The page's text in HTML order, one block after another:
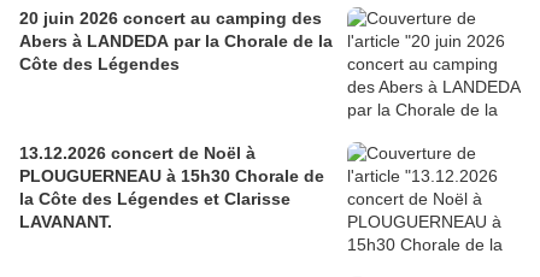
20 juin 2026 concert au camping des
Abers à LANDEDA par la Chorale de la
Côte des Légendes
13.12.2026 concert de Noël à
PLOUGUERNEAU à 15h30 Chorale de
la Côte des Légendes et Clarisse
LAVANANT.